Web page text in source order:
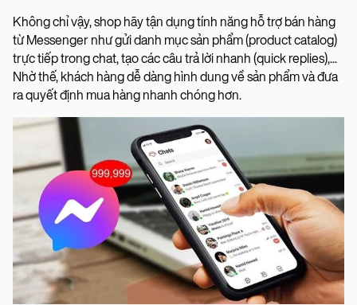
Không chỉ vậy, shop hãy tận dụng tính năng hỗ trợ bán hàng
từ Messenger như gửi danh mục sản phẩm (product catalog)
trực tiếp trong chat, tạo các câu trả lời nhanh (quick replies),...
Nhờ thế, khách hàng dễ dàng hình dung về sản phẩm và đưa
ra quyết định mua hàng nhanh chóng hơn.